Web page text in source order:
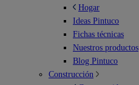
Hogar
Ideas Pintuco
Fichas técnicas
Nuestros productos
Blog Pintuco
Construcción